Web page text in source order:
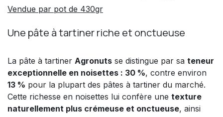
Vendue par pot de 430gr
Une pâte à tartiner riche et onctueuse
La pâte à tartiner Agronuts se distingue par sa teneur
exceptionnelle en noisettes : 30 %, contre environ
13 % pour la plupart des pâtes à tartiner du marché.
Cette richesse en noisettes lui confère une texture
naturellement plus crémeuse et onctueuse, ainsi